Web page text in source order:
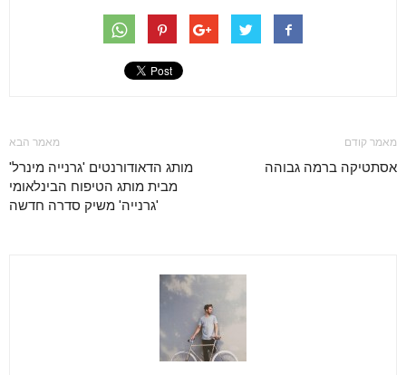
מאמר קודם
אסתטיקה ברמה גבוהה
מאמר הבא
מותג הדאודורנטים 'גרנייה מינרל'
מבית מותג הטיפוח הבינלאומי
'גרנייה' משיק סדרה חדשה